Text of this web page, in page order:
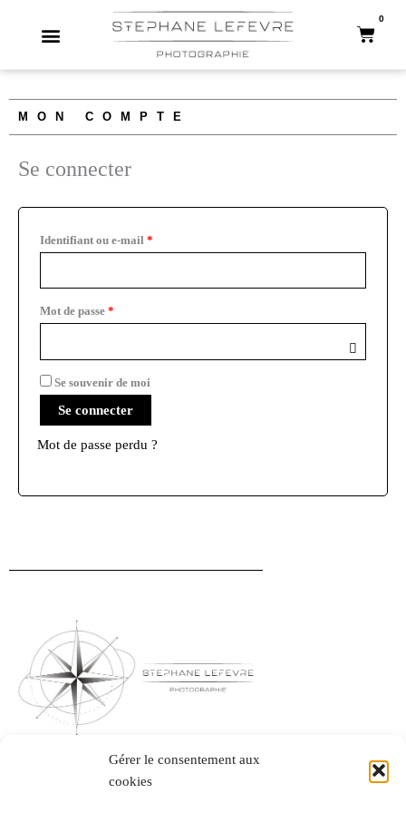
Gérer le consentement aux
cookies
0
MON COMPTE
Se connecter
Identifiant ou e-mail *
Mot de passe *
Obligatoire
Se souvenir de moi
Se connecter
Mot de passe perdu ?
Mentions légales